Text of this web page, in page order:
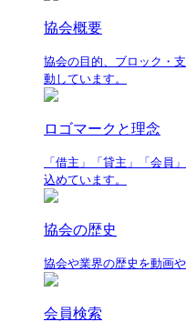
協会概要
協会の目的、ブロック・
動しています。
ロゴマークと理念
「借主」「貸主」「会員
込めています。
協会の歴史
協会や業界の歴史を動画
会員検索